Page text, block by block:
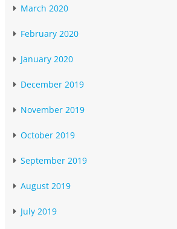
March 2020
February 2020
January 2020
December 2019
November 2019
October 2019
September 2019
August 2019
July 2019